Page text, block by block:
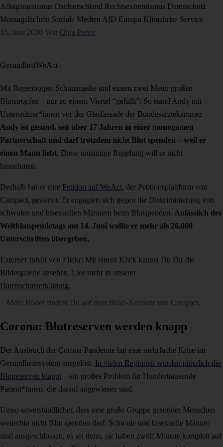
Alltagsrassismus Ostdeutschland Rechtsextremismus Datenschutz
Montagslächeln Soziale Medien AfD Europa Klimakrise Service
15. Juni 2020 Von Olga Perov
GesundheitWeAct
Mit Regenbogen-Schutzmaske und einem zwei Meter großen
Blutstropfen – nur zu einem Viertel “gefüllt”: So stand Andy mit
Unterstützer*innen vor der Glasfassade der Bundesärztekammer.
Andy ist gesund, seit über 17 Jahren in einer monogamen
Partnerschaft und darf trotzdem nicht Blut spenden – weil er
einen Mann liebt. Diese unsinnige Regelung will er nicht
hinnehmen.
Deshalb hat er eine Petition auf WeAct, der Petitionsplattform von
Campact, gestartet. Er engagiert sich gegen die Diskriminierung von
schwulen und bisexuellen Männern beim Blutspenden. Anlässlich des
Weltblutspendetags am 14. Juni wollte er mehr als 26.000
Unterschriften übergeben.
Externer Inhalt von Flickr: Mit einem Klick kannst Du Dir die
Bildergalerie ansehen. Lies mehr in unserer
Datenschutzerklärung.
Mehr Bilder findest Du auf dem flickr-Account von Campact.
Corona: Blutreserven werden knapp
Der Ausbruch der Corona-Pandemie hat eine mehrfache Krise im
Gesundheitssystem ausgelöst. In vielen Regionen wurden plötzlich die
Blutreserven klappt – ein großes Problem für Hunderttausende
Patient*innen, die darauf angewiesen sind.
Umso unverständlicher, dass eine große Gruppe gesunder Menschen
weiterhin nicht Blut spenden darf: Schwule und bisexuelle Männer
sind ausgeschlossen, es sei denn, sie haben zwölf Monate komplett auf